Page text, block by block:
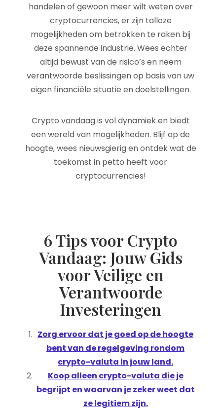
handelen of gewoon meer wilt weten over
cryptocurrencies, er zijn talloze
mogelijkheden om betrokken te raken bij
deze spannende industrie. Wees echter
altijd bewust van de risico’s en neem
verantwoorde beslissingen op basis van uw
eigen financiële situatie en doelstellingen.
Crypto vandaag is vol dynamiek en biedt
een wereld van mogelijkheden. Blijf op de
hoogte, wees nieuwsgierig en ontdek wat de
toekomst in petto heeft voor
cryptocurrencies!
6 Tips voor Crypto
Vandaag: Jouw Gids
voor Veilige en
Verantwoorde
Investeringen
Zorg ervoor dat je goed op de hoogte
bent van de regelgeving rondom
crypto-valuta in jouw land.
Koop alleen crypto-valuta die je
begrijpt en waarvan je zeker weet dat
ze legitiem zijn.